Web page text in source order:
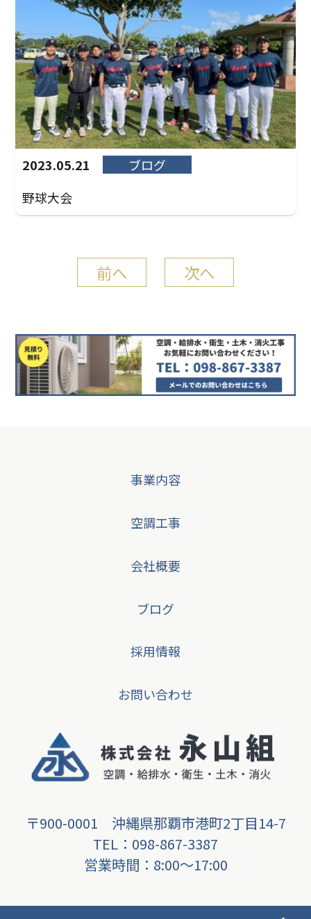
2023.05.21
ブログ
野球大会
前へ 次へ
事業内容
空調工事
会社概要
ブログ
採用情報
お問い合わせ
〒900-0001 沖縄県那覇市港町2丁目14-7
TEL：098-867-3387
営業時間：8:00〜17:00